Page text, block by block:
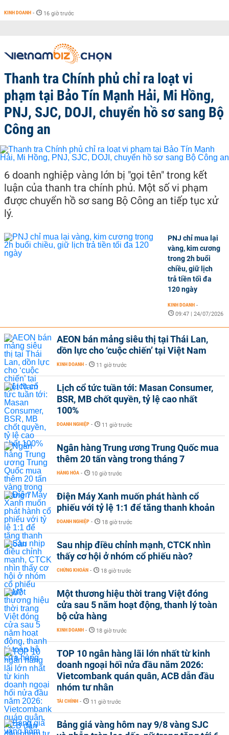
KINH DOANH - 16 giờ trước
Thanh tra Chính phủ chỉ ra loạt vi
phạm tại Bảo Tín Mạnh Hải, Mi Hồng,
PNJ, SJC, DOJI, chuyển hồ sơ sang Bộ
Công an
6 doanh nghiệp vàng lớn bị "gọi tên" trong kết
luận của thanh tra chính phủ. Một số vi phạm
được chuyển hồ sơ sang Bộ Công an tiếp tục xử
lý.
PNJ chỉ mua lại
vàng, kim cương
trong 2h buổi
chiều, giữ lịch
trả tiền tối đa
120 ngày
KINH DOANH -
09:47 | 24/07/2026
AEON bán mảng siêu thị tại Thái Lan,
dồn lực cho ‘cuộc chiến’ tại Việt Nam
KINH DOANH - 11 giờ trước
Lịch cổ tức tuần tới: Masan Consumer,
BSR, MB chốt quyền, tỷ lệ cao nhất
100%
DOANH NGHIỆP - 11 giờ trước
Ngân hàng Trung ương Trung Quốc mua
thêm 20 tấn vàng trong tháng 7
HÀNG HÓA - 10 giờ trước
Điện Máy Xanh muốn phát hành cổ
phiếu với tỷ lệ 1:1 để tăng thanh khoản
DOANH NGHIỆP - 18 giờ trước
Sau nhịp điều chỉnh mạnh, CTCK nhìn
thấy cơ hội ở nhóm cổ phiếu nào?
CHỨNG KHOÁN - 18 giờ trước
Một thương hiệu thời trang Việt đóng
cửa sau 5 năm hoạt động, thanh lý toàn
bộ cửa hàng
KINH DOANH - 18 giờ trước
TOP 10 ngân hàng lãi lớn nhất từ kinh
doanh ngoại hối nửa đầu năm 2026:
Vietcombank quán quân, ACB dẫn đầu
nhóm tư nhân
TÀI CHÍNH - 11 giờ trước
Bảng giá vàng hôm nay 9/8 vàng SJC